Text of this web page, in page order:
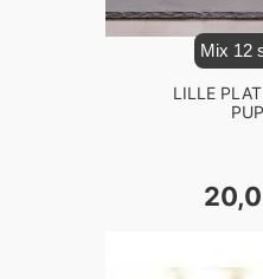
Mix 12
LILLE
PRIS